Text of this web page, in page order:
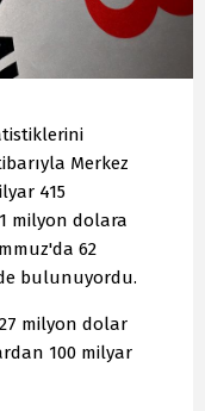
Merkez
415
milyon dolara
62
bulunuyordu.
milyon dolar
100 milyar